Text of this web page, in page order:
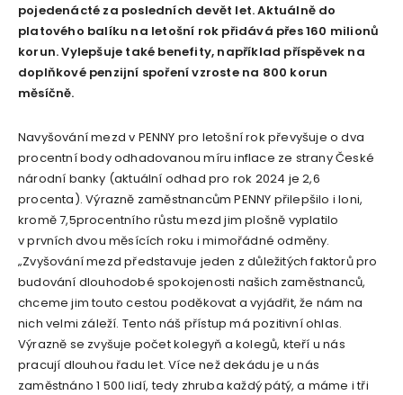
pojedenácté za posledních devět let. Aktuálně do
platového balíku na letošní rok přidává přes 160 milionů
korun. Vylepšuje také benefity, například příspěvek na
doplňkové penzijní spoření vzroste na 800 korun
měsíčně.
Navyšování mezd v PENNY pro letošní rok převyšuje o dva
procentní body odhadovanou míru inflace ze strany České
národní banky (aktuální odhad pro rok 2024 je 2,6
procenta). Výrazně zaměstnancům PENNY přilepšilo i loni,
kromě 7,5procentního růstu mezd jim plošně vyplatilo
v prvních dvou měsících roku i mimořádné odměny.
„Zvyšování mezd představuje jeden z důležitých faktorů pro
budování dlouhodobé spokojenosti našich zaměstnanců,
chceme jim touto cestou poděkovat a vyjádřit, že nám na
nich velmi záleží. Tento náš přístup má pozitivní ohlas.
Výrazně se zvyšuje počet kolegyň a kolegů, kteří u nás
pracují dlouhou řadu let. Více než dekádu je u nás
zaměstnáno 1 500 lidí, tedy zhruba každý pátý, a máme i tři